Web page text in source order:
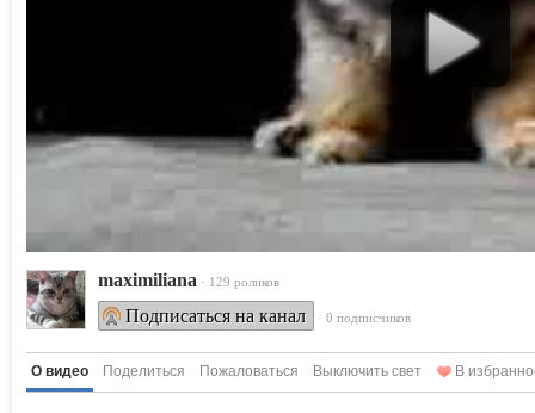
maximiliana · 129 роликов
Подписаться на канал · 0 подписчиков
О видео Поделиться Пожаловаться Выключить свет В